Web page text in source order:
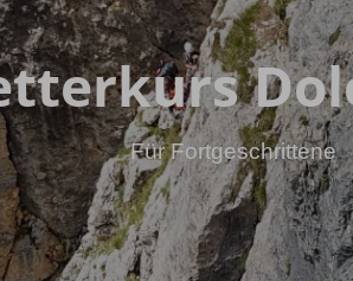
Hike &
Allgäuer
Winter
Sommer
Für Fortgeschrittene